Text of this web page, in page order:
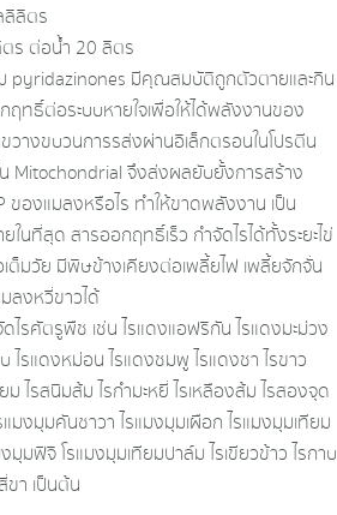
ลิตร
ร ต่อน้ำ 20 ลิตร
ม pyridazinones มีคุณสมบัติถูกตัวตายและกิน
ฤทธิ์ต่อระบบหายใจเพื่อให้ได้พลังงานของ
วางขบวนการรส่งผ่านอิเล็กตรอนในโปรตีน
Mitochondrial จึงส่งผลยับยั้งการสร้าง
ของแมลงหรือไร ทำให้ขาดพลังงาน เป็น
ในที่สุด สารออกฤทธิ์เร็ว กําจัดไรได้ทั้งระยะไข่
ต็มวัย มีพิษข้างเคียงต่อเพลี้ยไฟ เพลี้ยจักจั่น
ลงหวี่ขาวได้
ไรศัตรูพืช เช่น ไรแดงแอฟริกัน ไรแดงมะม่วง
บ ไรแดงหม่อน ไรแดงชมพู ไรแดงชา ไรขาว
ม ไรสนิมส้ม ไรกํามะหยี่ ไรเหลืองส้ม ไรสองจุด
มงมุมคันซาวา ไรแมงมุมเผือก ไรแมงมุมเทียม
มุมฟิจิ โรแมงมุมเทียมปาล์ม ไรเขียวข้าว ไรกาบ
ขา เป็นต้น